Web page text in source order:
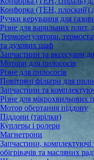
Конфорка (ТЕН, плоский)
Ручки керування для
Різне для варильних плит,
Терморегулятори,
та духових шаф
Запчастини та аксесуари
Мотори для пилососів
Різне для пилососів
Повітряні фільтри для
Запчастини та
Різне для мікрохвильових
Мотор обертання піддону
Піддони (тарілки)
Куплеры і ролери
Магнетрони
Запчастини, комплектуючі
обігрівачів та масляних